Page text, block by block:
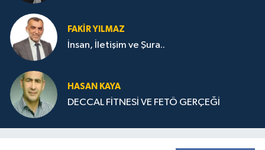
FAKIR YILMAZ
İnsan, İletişim ve Şura..
HASAN KAYA
DECCAL FİTNESİ VE FETÖ GERÇEĞİ